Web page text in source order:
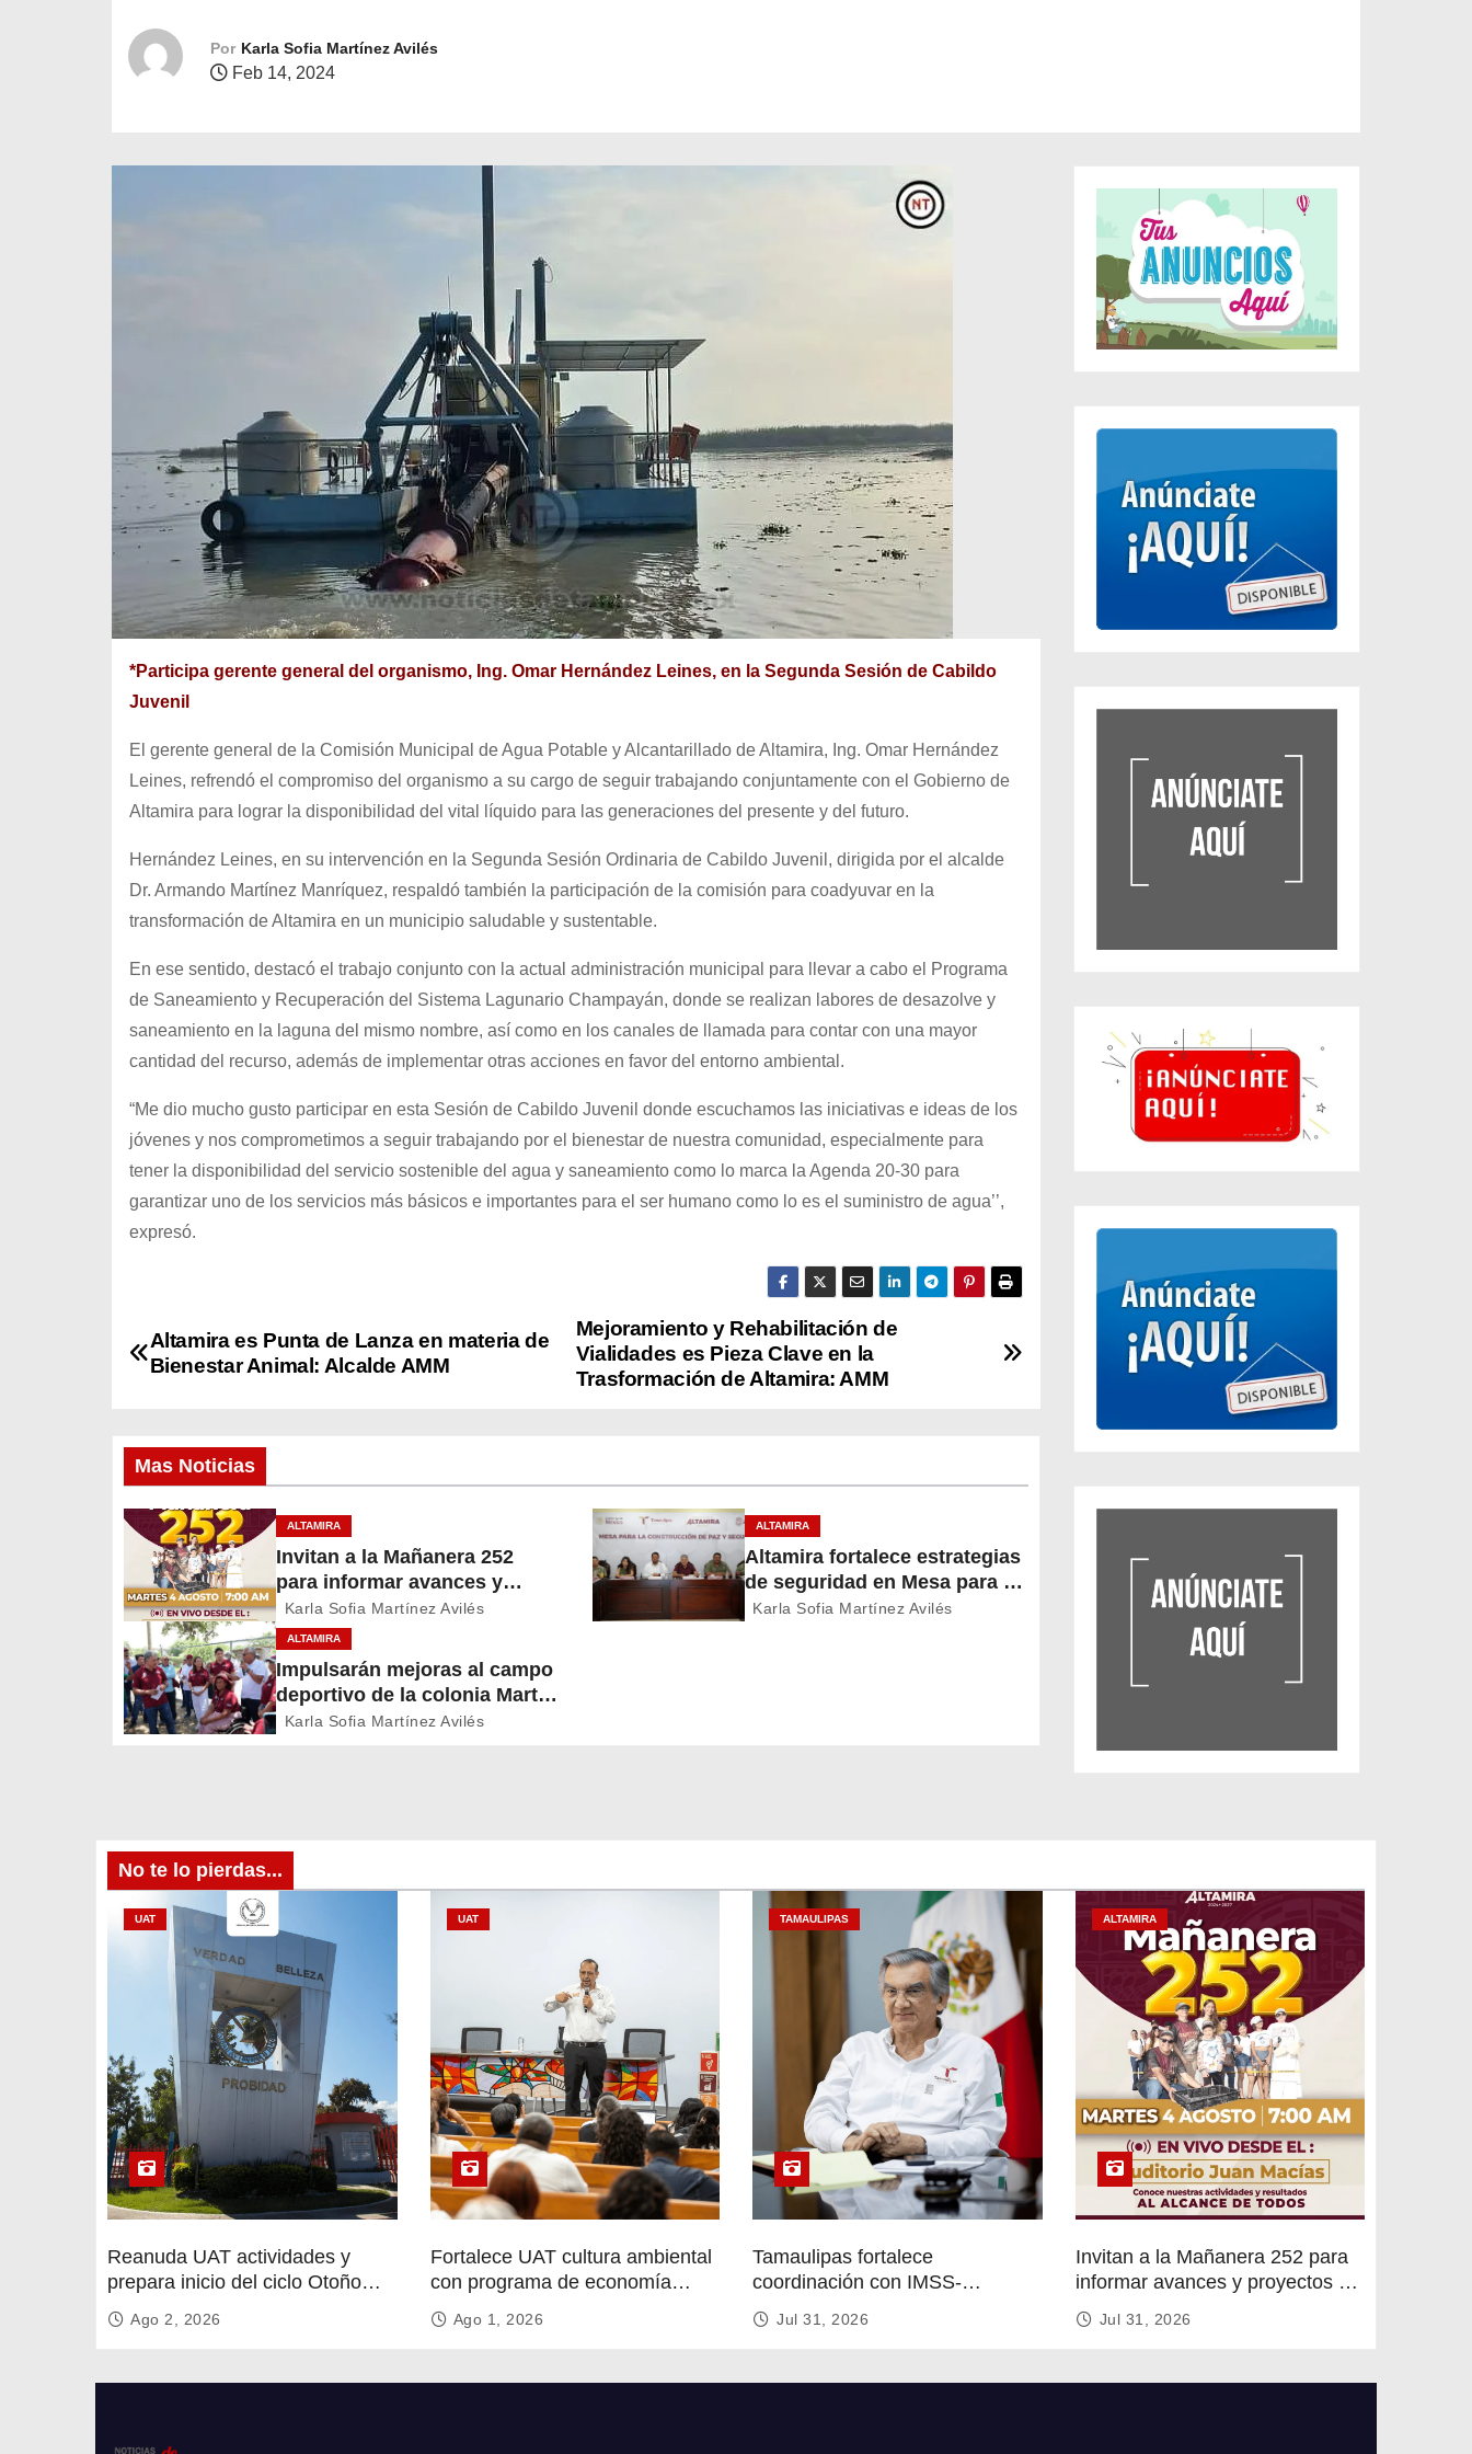
Por Karla Sofia Martínez Avilés
Feb 14, 2024
*Participa gerente general del organismo, Ing. Omar Hernández Leines, en la Segunda Sesión de Cabildo
Juvenil
El gerente general de la Comisión Municipal de Agua Potable y Alcantarillado de Altamira, Ing. Omar Hernández
Leines, refrendó el compromiso del organismo a su cargo de seguir trabajando conjuntamente con el Gobierno de
Altamira para lograr la disponibilidad del vital líquido para las generaciones del presente y del futuro.
Hernández Leines, en su intervención en la Segunda Sesión Ordinaria de Cabildo Juvenil, dirigida por el alcalde
Dr. Armando Martínez Manríquez, respaldó también la participación de la comisión para coadyuvar en la
transformación de Altamira en un municipio saludable y sustentable.
En ese sentido, destacó el trabajo conjunto con la actual administración municipal para llevar a cabo el Programa
de Saneamiento y Recuperación del Sistema Lagunario Champayán, donde se realizan labores de desazolve y
saneamiento en la laguna del mismo nombre, así como en los canales de llamada para contar con una mayor
cantidad del recurso, además de implementar otras acciones en favor del entorno ambiental.
“Me dio mucho gusto participar en esta Sesión de Cabildo Juvenil donde escuchamos las iniciativas e ideas de los
jóvenes y nos comprometimos a seguir trabajando por el bienestar de nuestra comunidad, especialmente para
tener la disponibilidad del servicio sostenible del agua y saneamiento como lo marca la Agenda 20-30 para
garantizar uno de los servicios más básicos e importantes para el ser humano como lo es el suministro de agua’’,
expresó.
N
e
g
c
i
ó
e
e
n
a
d
a
s
Mejoramiento y Rehabilitación de
Vialidades es Pieza Clave en la
Trasformación de Altamira: AMM
Altamira es Punta de Lanza en materia de
Bienestar Animal: Alcalde AMM
Mas Noticias
ALTAMIRA
Invitan a la Mañanera 252
para informar avances y
proyectos de Altamira
Karla Sofia Martínez Avilés
ALTAMIRA
Altamira fortalece estrategias
de seguridad en Mesa para la
Construcción de Paz
Karla Sofia Martínez Avilés
ALTAMIRA
Impulsarán mejoras al campo
deportivo de la colonia Martín
A. Martínez
Karla Sofia Martínez Avilés
No te lo pierdas...
UAT
Reanuda UAT actividades y
prepara inicio del ciclo Otoño
2026
Ago 2, 2026
UAT
Fortalece UAT cultura ambiental
con programa de economía
circular
Ago 1, 2026
TAMAULIPAS
Tamaulipas fortalece
coordinación con IMSS-
Bienestar para mejorar servicios
de salud
Jul 31, 2026
ALTAMIRA
Invitan a la Mañanera 252 para
informar avances y proyectos de
Altamira
Jul 31, 2026